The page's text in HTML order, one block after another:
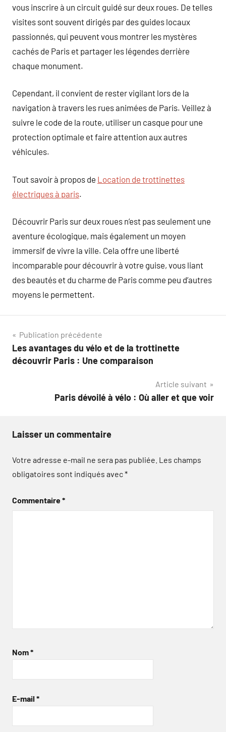
vous inscrire à un circuit guidé sur deux roues. De telles
visites sont souvent dirigés par des guides locaux
passionnés, qui peuvent vous montrer les mystères
cachés de Paris et partager les légendes derrière
chaque monument.
Cependant, il convient de rester vigilant lors de la
navigation à travers les rues animées de Paris. Veillez à
suivre le code de la route, utiliser un casque pour une
protection optimale et faire attention aux autres
véhicules.
Tout savoir à propos de Location de trottinettes
électriques à paris.
Découvrir Paris sur deux roues n’est pas seulement une
aventure écologique, mais également un moyen
immersif de vivre la ville. Cela offre une liberté
incomparable pour découvrir à votre guise, vous liant
des beautés et du charme de Paris comme peu d’autres
moyens le permettent.
Navigation
de
Publication précédente
Les avantages du vélo et de la trottinette
découvrir Paris : Une comparaison
Article suivant
Paris dévoilé à vélo : Où aller et que voir
Laisser un commentaire
Votre adresse e-mail ne sera pas publiée. Les champs
obligatoires sont indiqués avec*
Commentaire*
Nom*
E-mail *